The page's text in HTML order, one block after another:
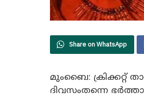
Share on WhatsApp
മുംബൈ: ക്രിക്കറ്റ്
ദിവസംതന്നെ